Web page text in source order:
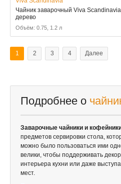
Чайник заварочный Viva
дерево
Объём: 0.75, 1.2 л
1 2 3 4 Далее
Подробнее о
Заварочные чайники и
предметов сервировки стола,
можно было пользоваться ими
велики, чтобы поддерживать
интерьера кухни или даже
мест.